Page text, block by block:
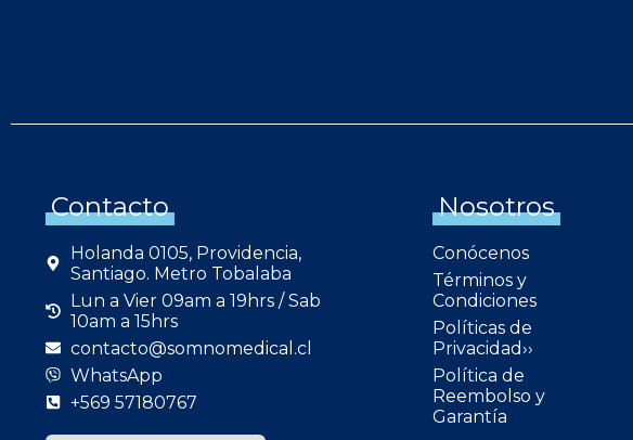
Contacto
Holanda 0105, Providencia,
Santiago. Metro Tobalaba
Lun a Vier 09am a 19hrs / Sab
10am a 15hrs
contacto@somnomedical.cl
WhatsApp
+569 57180767
Nosotros
Conócenos
Términos y
Condiciones
Políticas de
Privacidad››
Política de
Reembolso y
Garantía